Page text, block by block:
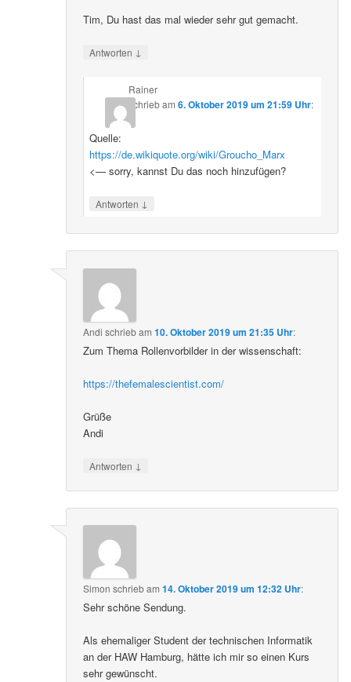
Tim, Du hast das mal wieder sehr gut gemacht.
Antworten ↓
Rainer
schriebam 6. Oktober 2019 um 21:59 Uhr:
Quelle:
https://de.wikiquote.org/wiki/Groucho_Marx
<— sorry, kannst Du das noch hinzufügen?
Antworten ↓
Andi schriebam10. Oktober 2019 um 21:35 Uhr:
Zum Thema Rollenvorbilder in der wissenschaft:
https://thefemalescientist.com/
Grüße
Andi
Antworten ↓
Simon schriebam14. Oktober 2019 um 12:32 Uhr:
Sehr schöne Sendung.
Als ehemaliger Student der technischen Informatik
an der HAW Hamburg, hätte ich mir so einen Kurs
sehr gewünscht.